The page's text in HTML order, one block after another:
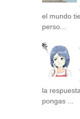
el mundo
perso...
la
pongas ...